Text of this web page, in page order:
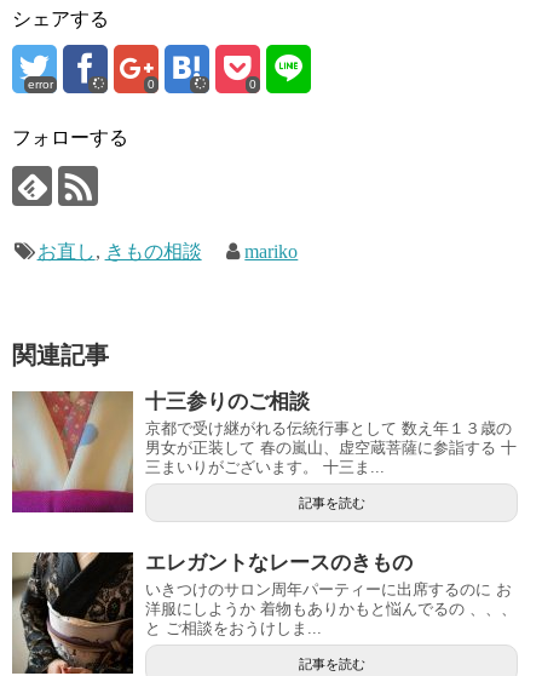
シェアする
error 0 0
フォローする
お直し, きもの相談 mariko
関連記事
十三参りのご相談
京都で受け継がれる伝統行事として 数え年１３歳の
男女が正装して 春の嵐山、虚空蔵菩薩に参詣する 十
三まいりがございます。 十三ま...
記事を読む
エレガントなレースのきもの
いきつけのサロン周年パーティーに出席するのに お
洋服にしようか 着物もありかもと悩んでるの 、、、
と ご相談をおうけしま...
記事を読む